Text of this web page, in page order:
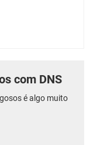
com DNS
é algo muito